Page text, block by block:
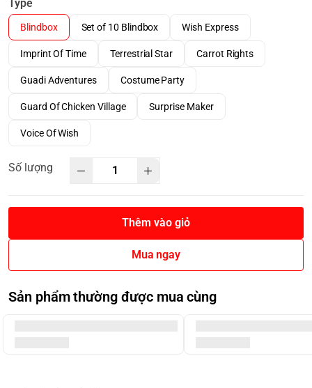
Type
Blindbox Set of 10 Blindbox Wish Express
Imprint Of Time Terrestrial Star Carrot Rights
Guadi Adventures Costume Party
Guard Of Chicken Village Surprise Maker
Voice Of Wish
Số lượng
Thêm vào giỏ
Mua ngay
Sản phẩm thường được mua cùng